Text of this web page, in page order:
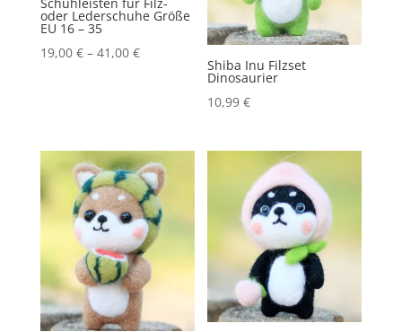
oder Lederschuhe Größe
EU 16 – 35
19,00 €– 41,00 €
Shiba Inu Filzset
Dinosaurier
10,99€